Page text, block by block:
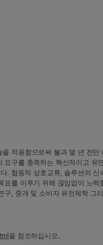
적용함으로써 불과 몇 년 전만
요구를 충족하는 혁신적이고 유
. 협동적 상호교류, 솔루션의 신
표를 이루기 위해 끊임없이 노력
구, 중개 및 소비자 유전체학 그
을 참조하십시오.